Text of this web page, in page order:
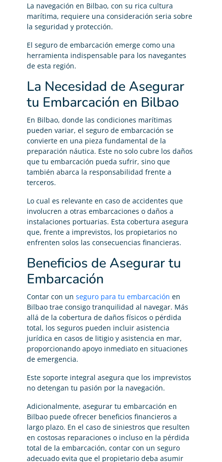
La navegación en Bilbao, con su rica cultura
marítima, requiere una consideración seria sobre
la seguridad y protección.
El seguro de embarcación emerge como una
herramienta indispensable para los navegantes
de esta región.
La Necesidad de Asegurar
tu Embarcación en Bilbao
En Bilbao, donde las condiciones marítimas
pueden variar, el seguro de embarcación se
convierte en una pieza fundamental de la
preparación náutica. Este no solo cubre los daños
que tu embarcación pueda sufrir, sino que
también abarca la responsabilidad frente a
terceros.
Lo cual es relevante en caso de accidentes que
involucren a otras embarcaciones o daños a
instalaciones portuarias. Esta cobertura asegura
que, frente a imprevistos, los propietarios no
enfrenten solos las consecuencias financieras.
Beneficios de Asegurar tu
Embarcación
Contar con un seguro para tu embarcación en
Bilbao trae consigo tranquilidad al navegar. Más
allá de la cobertura de daños físicos o pérdida
total, los seguros pueden incluir asistencia
jurídica en casos de litigio y asistencia en mar,
proporcionando apoyo inmediato en situaciones
de emergencia.
Este soporte integral asegura que los imprevistos
no detengan tu pasión por la navegación.
Adicionalmente, asegurar tu embarcación en
Bilbao puede ofrecer beneficios financieros a
largo plazo. En el caso de siniestros que resulten
en costosas reparaciones o incluso en la pérdida
total de la embarcación, contar con un seguro
adecuado evita que el propietario deba asumir